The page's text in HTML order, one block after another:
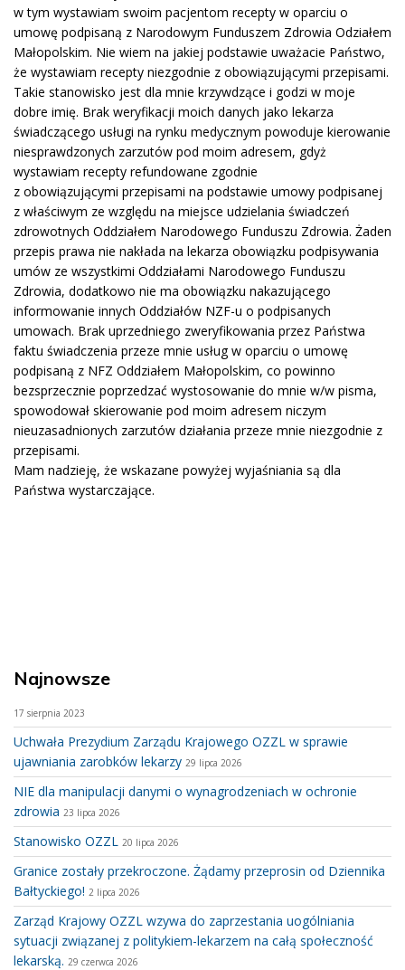
w tym wystawiam swoim pacjentom recepty w oparciu o
umowę podpisaną z Narodowym Funduszem Zdrowia Odziałem
Małopolskim. Nie wiem na jakiej podstawie uważacie Państwo,
że wystawiam recepty niezgodnie z obowiązującymi przepisami.
Takie stanowisko jest dla mnie krzywdzące i godzi w moje
dobre imię. Brak weryfikacji moich danych jako lekarza
świadczącego usługi na rynku medycznym powoduje kierowanie
niesprawdzonych zarzutów pod moim adresem, gdyż
wystawiam recepty refundowane zgodnie
z obowiązującymi przepisami na podstawie umowy podpisanej
z właściwym ze względu na miejsce udzielania świadczeń
zdrowotnych Oddziałem Narodowego Funduszu Zdrowia. Żaden
przepis prawa nie nakłada na lekarza obowiązku podpisywania
umów ze wszystkimi Oddziałami Narodowego Funduszu
Zdrowia, dodatkowo nie ma obowiązku nakazującego
informowanie innych Oddziałów NZF-u o podpisanych
umowach. Brak uprzedniego zweryfikowania przez Państwa
faktu świadczenia przeze mnie usług w oparciu o umowę
podpisaną z NFZ Oddziałem Małopolskim, co powinno
bezsprzecznie poprzedzać wystosowanie do mnie w/w pisma,
spowodował skierowanie pod moim adresem niczym
nieuzasadnionych zarzutów działania przeze mnie niezgodnie z
przepisami.
Mam nadzieję, że wskazane powyżej wyjaśniania są dla
Państwa wystarczające.
Najnowsze
17 sierpnia 2023
Uchwała Prezydium Zarządu Krajowego OZZL w sprawie
ujawniania zarobków lekarzy 29 lipca 2026
NIE dla manipulacji danymi o wynagrodzeniach w ochronie
zdrowia 23 lipca 2026
Stanowisko OZZL 20 lipca 2026
Granice zostały przekroczone. Żądamy przeprosin od Dziennika
Bałtyckiego! 2 lipca 2026
Zarząd Krajowy OZZL wzywa do zaprzestania uogólniania
sytuacji związanej z politykiem-lekarzem na całą społeczność
lekarską. 29 czerwca 2026